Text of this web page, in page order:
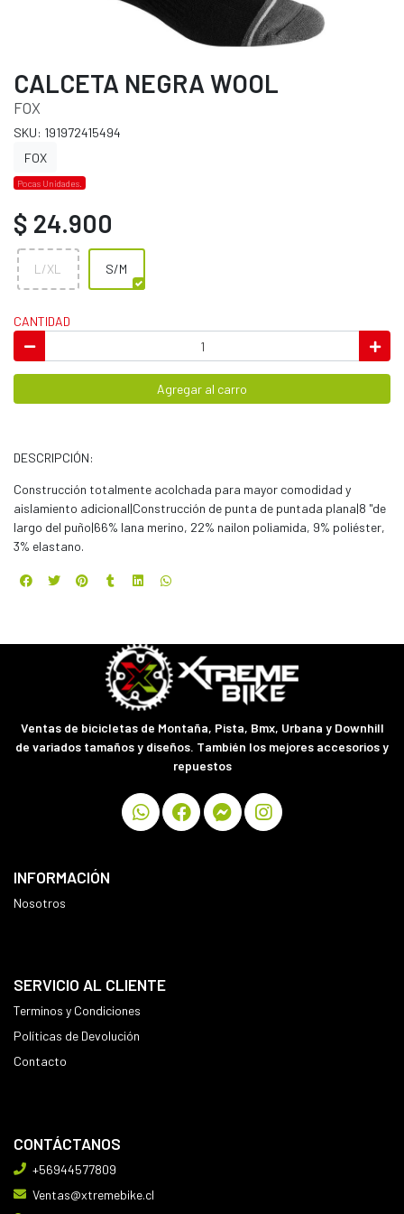
CALCETA NEGRA WOOL
FOX
SKU: 191972415494
FOX
Pocas Unidades.
$ 24.900
L/XL S/M
CANTIDAD
Agregar al carro
DESCRIPCIÓN:
Construcción totalmente acolchada para mayor comodidad y
aislamiento adicional|Construcción de punta de puntada plana|8 "de
largo del puño|66% lana merino, 22% nailon poliamida, 9% poliéster,
3% elastano.
Ventas de bicicletas de Montaña, Pista, Bmx, Urbana y Downhill
de variados tamaños y diseños. También los mejores accesorios y
repuestos
INFORMACIÓN
Nosotros
SERVICIO AL CLIENTE
Terminos y Condiciones
Políticas de Devolución
Contacto
CONTÁCTANOS
+56944577809
Ventas@xtremebike.cl